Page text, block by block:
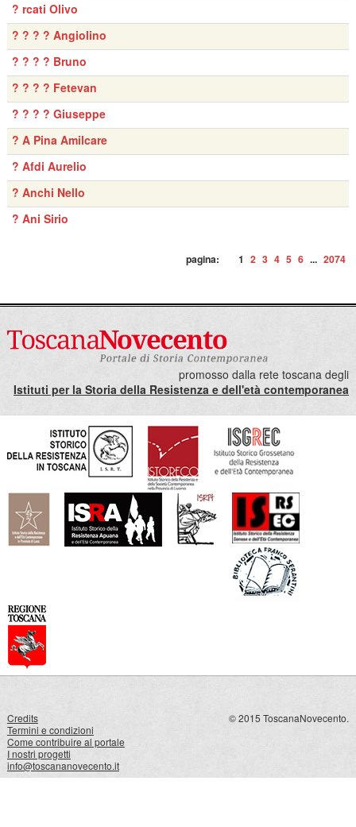
? rcati Olivo
? ? ? ? Angiolino
? ? ? ? Bruno
? ? ? ? Fetevan
? ? ? ? Giuseppe
? A Pina Amilcare
? Afdi Aurelio
? Anchi Nello
? Ani Sirio
pagina: 1 2 3 4 5 6 ... 2074
promosso dalla rete toscana degli
Istituti per la Storia della Resistenza e dell'età contemporanea
Credits
Termini e condizioni
Come contribuire al portale
I nostri progetti
info@toscananovecento.it
© 2015 ToscanaNovecento.